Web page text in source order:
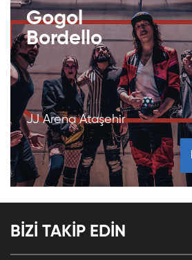
Gogol
Bordello
JJ Arena Ataşehir
BİZİ TAKİP EDİN